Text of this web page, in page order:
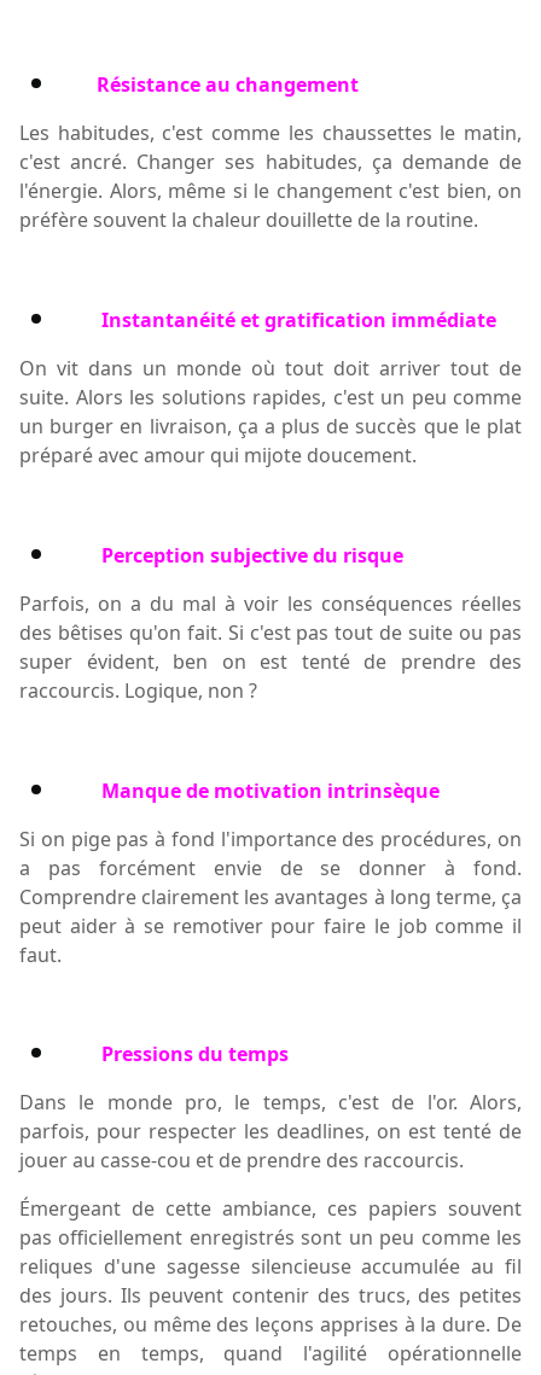
Résistance au changement
Les habitudes, c'est comme les chaussettes le matin,
c'est ancré. Changer ses habitudes, ça demande de
l'énergie. Alors, même si le changement c'est bien, on
préfère souvent la chaleur douillette de la routine.
Instantanéité et gratification immédiate
On vit dans un monde où tout doit arriver tout de
suite. Alors les solutions rapides, c'est un peu comme
un burger en livraison, ça a plus de succès que le plat
préparé avec amour qui mijote doucement.
Perception subjective du risque
Parfois, on a du mal à voir les conséquences réelles
des bêtises qu'on fait. Si c'est pas tout de suite ou pas
super évident, ben on est tenté de prendre des
raccourcis. Logique, non ?
Manque de motivation intrinsèque
Si on pige pas à fond l'importance des procédures, on
a pas forcément envie de se donner à fond.
Comprendre clairement les avantages à long terme, ça
peut aider à se remotiver pour faire le job comme il
faut.
Pressions du temps
Dans le monde pro, le temps, c'est de l'or. Alors,
parfois, pour respecter les deadlines, on est tenté de
jouer au casse-cou et de prendre des raccourcis.
Émergeant de cette ambiance, ces papiers souvent
pas officiellement enregistrés sont un peu comme les
reliques d'une sagesse silencieuse accumulée au fil
des jours. Ils peuvent contenir des trucs, des petites
retouches, ou même des leçons apprises à la dure. De
temps en temps, quand l'agilité opérationnelle